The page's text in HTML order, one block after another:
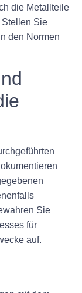
die Metallteile
Stellen Sie
den Normen
Sie
für
auf.